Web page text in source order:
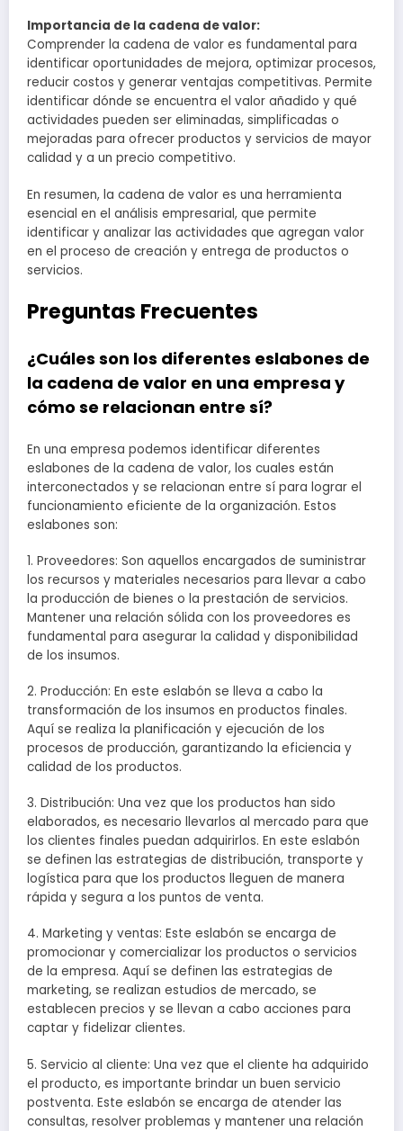
Importancia de la cadena de valor:
Comprender la cadena de valor es fundamental para
identificar oportunidades de mejora, optimizar procesos,
reducir costos y generar ventajas competitivas. Permite
identificar dónde se encuentra el valor añadido y qué
actividades pueden ser eliminadas, simplificadas o
mejoradas para ofrecer productos y servicios de mayor
calidad y a un precio competitivo.
En resumen, la cadena de valor es una herramienta
esencial en el análisis empresarial, que permite
identificar y analizar las actividades que agregan valor
en el proceso de creación y entrega de productos o
servicios.
Preguntas Frecuentes
¿Cuáles son los diferentes eslabones de
la cadena de valor en una empresa y
cómo se relacionan entre sí?
En una empresa podemos identificar diferentes
eslabones de la cadena de valor, los cuales están
interconectados y se relacionan entre sí para lograr el
funcionamiento eficiente de la organización. Estos
eslabones son:
1. Proveedores: Son aquellos encargados de suministrar
los recursos y materiales necesarios para llevar a cabo
la producción de bienes o la prestación de servicios.
Mantener una relación sólida con los proveedores es
fundamental para asegurar la calidad y disponibilidad
de los insumos.
2. Producción: En este eslabón se lleva a cabo la
transformación de los insumos en productos finales.
Aquí se realiza la planificación y ejecución de los
procesos de producción, garantizando la eficiencia y
calidad de los productos.
3. Distribución: Una vez que los productos han sido
elaborados, es necesario llevarlos al mercado para que
los clientes finales puedan adquirirlos. En este eslabón
se definen las estrategias de distribución, transporte y
logística para que los productos lleguen de manera
rápida y segura a los puntos de venta.
4. Marketing y ventas: Este eslabón se encarga de
promocionar y comercializar los productos o servicios
de la empresa. Aquí se definen las estrategias de
marketing, se realizan estudios de mercado, se
establecen precios y se llevan a cabo acciones para
captar y fidelizar clientes.
5. Servicio al cliente: Una vez que el cliente ha adquirido
el producto, es importante brindar un buen servicio
postventa. Este eslabón se encarga de atender las
consultas, resolver problemas y mantener una relación